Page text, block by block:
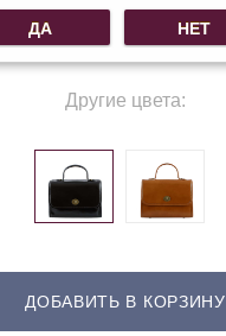
Другие цвета:
ДОБАВИТЬ В КОРЗИНУ
ДА НЕТ